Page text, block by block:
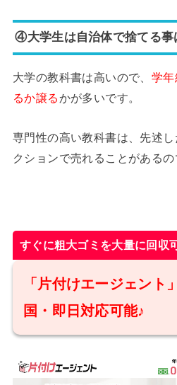
④大学生は自治体で捨てる事
大学の教科書は高いので、 学
るか譲るかが多いです。
専門性の高い教科書は、先述
クションで売れることがあるの
すぐに粗大ゴミを大量に回収
「片付けエージェント
国・即日対応可能♪